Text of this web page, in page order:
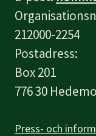
212000-2254
Postadress:
Box 201
776 30
Press- och